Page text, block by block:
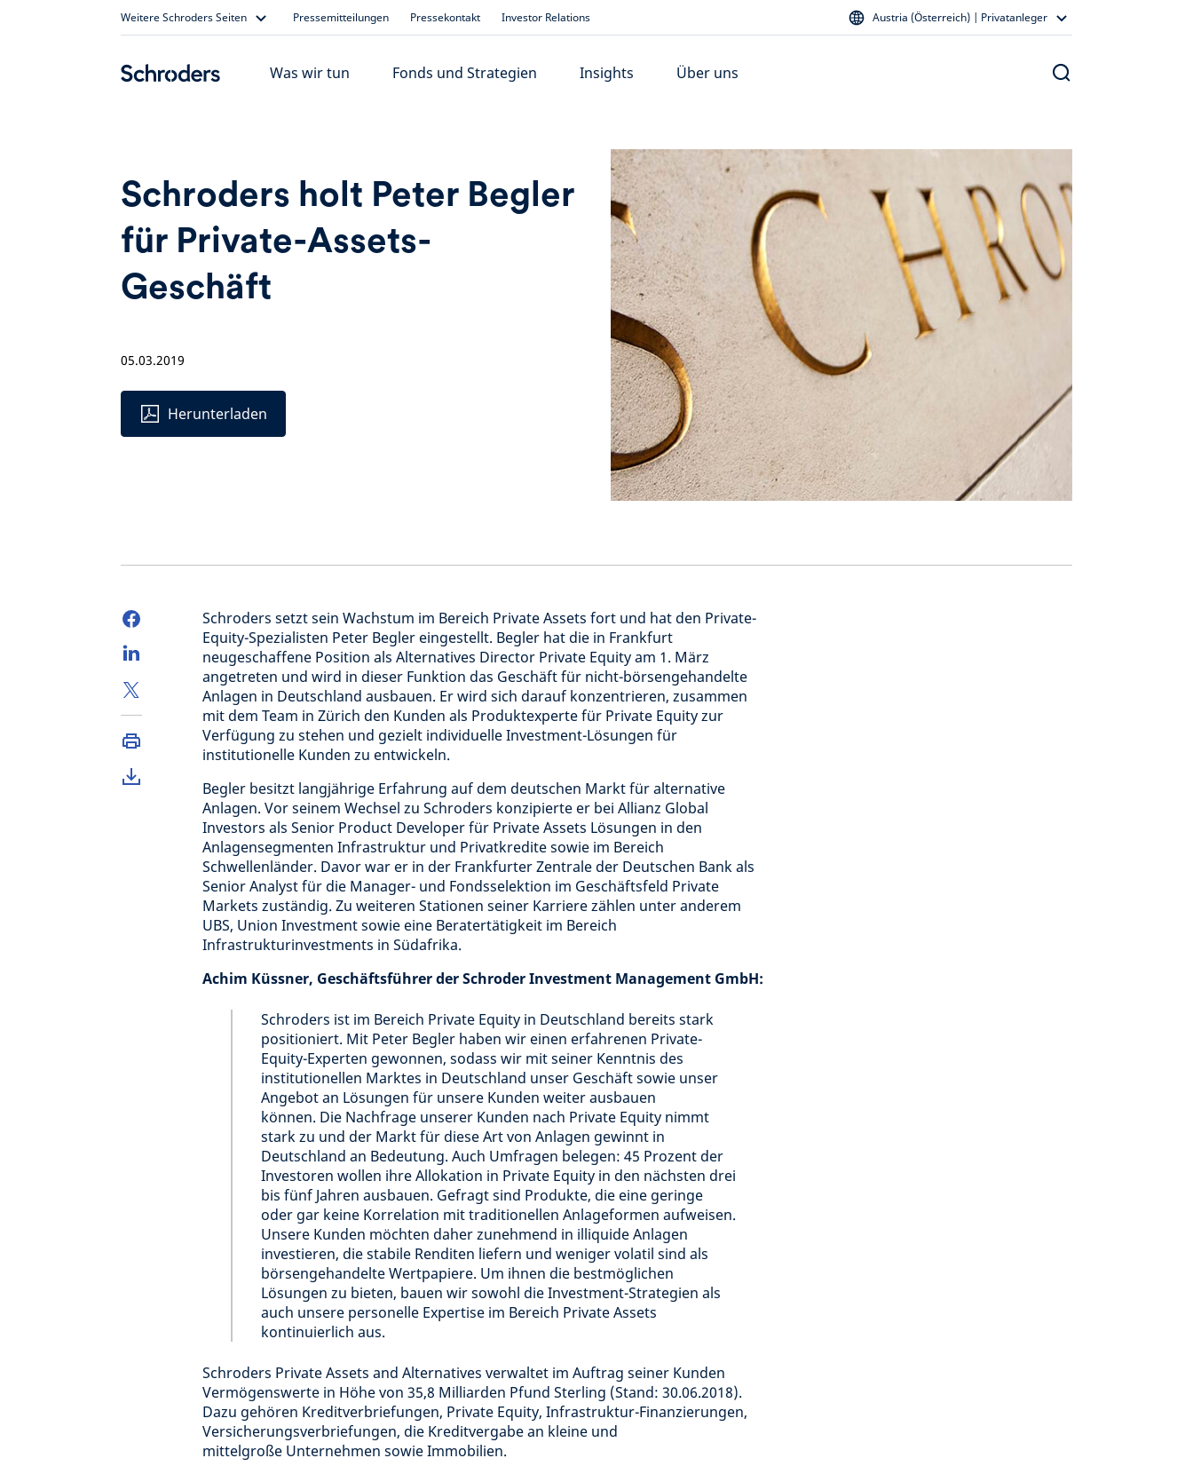
Weitere Schroders Seiten Pressemitteilungen Pressekontakt Investor Relations Austria (Österreich) | Privatanleger
Was wir tun Fonds und Strategien Insights Über uns
Schroders holt Peter Begler
für Private-Assets-
Geschäft
05.03.2019
Herunterladen
Schroders setzt sein Wachstum im Bereich Private Assets fort und hat den Private-
Equity-Spezialisten Peter Begler eingestellt. Begler hat die in Frankfurt
neugeschaffene Position als Alternatives Director Private Equity am 1. März
angetreten und wird in dieser Funktion das Geschäft für nicht-börsengehandelte
Anlagen in Deutschland ausbauen. Er wird sich darauf konzentrieren, zusammen
mit dem Team in Zürich den Kunden als Produktexperte für Private Equity zur
Verfügung zu stehen und gezielt individuelle Investment-Lösungen für
institutionelle Kunden zu entwickeln.
Begler besitzt langjährige Erfahrung auf dem deutschen Markt für alternative
Anlagen. Vor seinem Wechsel zu Schroders konzipierte er bei Allianz Global
Investors als Senior Product Developer für Private Assets Lösungen in den
Anlagensegmenten Infrastruktur und Privatkredite sowie im Bereich
Schwellenländer. Davor war er in der Frankfurter Zentrale der Deutschen Bank als
Senior Analyst für die Manager- und Fondsselektion im Geschäftsfeld Private
Markets zuständig. Zu weiteren Stationen seiner Karriere zählen unter anderem
UBS, Union Investment sowie eine Beratertätigkeit im Bereich
Infrastrukturinvestments in Südafrika.
Achim Küssner, Geschäftsführer der Schroder Investment Management GmbH:
Schroders ist im Bereich Private Equity in Deutschland bereits stark
positioniert. Mit Peter Begler haben wir einen erfahrenen Private-
Equity-Experten gewonnen, sodass wir mit seiner Kenntnis des
institutionellen Marktes in Deutschland unser Geschäft sowie unser
Angebot an Lösungen für unsere Kunden weiter ausbauen
können. Die Nachfrage unserer Kunden nach Private Equity nimmt
stark zu und der Markt für diese Art von Anlagen gewinnt in
Deutschland an Bedeutung. Auch Umfragen belegen: 45 Prozent der
Investoren wollen ihre Allokation in Private Equity in den nächsten drei
bis fünf Jahren ausbauen. Gefragt sind Produkte, die eine geringe
oder gar keine Korrelation mit traditionellen Anlageformen aufweisen.
Unsere Kunden möchten daher zunehmend in illiquide Anlagen
investieren, die stabile Renditen liefern und weniger volatil sind als
börsengehandelte Wertpapiere. Um ihnen die bestmöglichen
Lösungen zu bieten, bauen wir sowohl die Investment-Strategien als
auch unsere personelle Expertise im Bereich Private Assets
kontinuierlich aus.
Schroders Private Assets and Alternatives verwaltet im Auftrag seiner Kunden
Vermögenswerte in Höhe von 35,8 Milliarden Pfund Sterling (Stand: 30.06.2018).
Dazu gehören Kreditverbriefungen, Private Equity, Infrastruktur-Finanzierungen,
Versicherungsverbriefungen, die Kreditvergabe an kleine und
mittelgroße Unternehmen sowie Immobilien.